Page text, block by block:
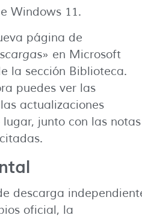
Windows 11.
página de
» en Microsoft
la sección Biblioteca.
puedes ver las
actualizaciones
junto con las notas
descarga
oficial, la